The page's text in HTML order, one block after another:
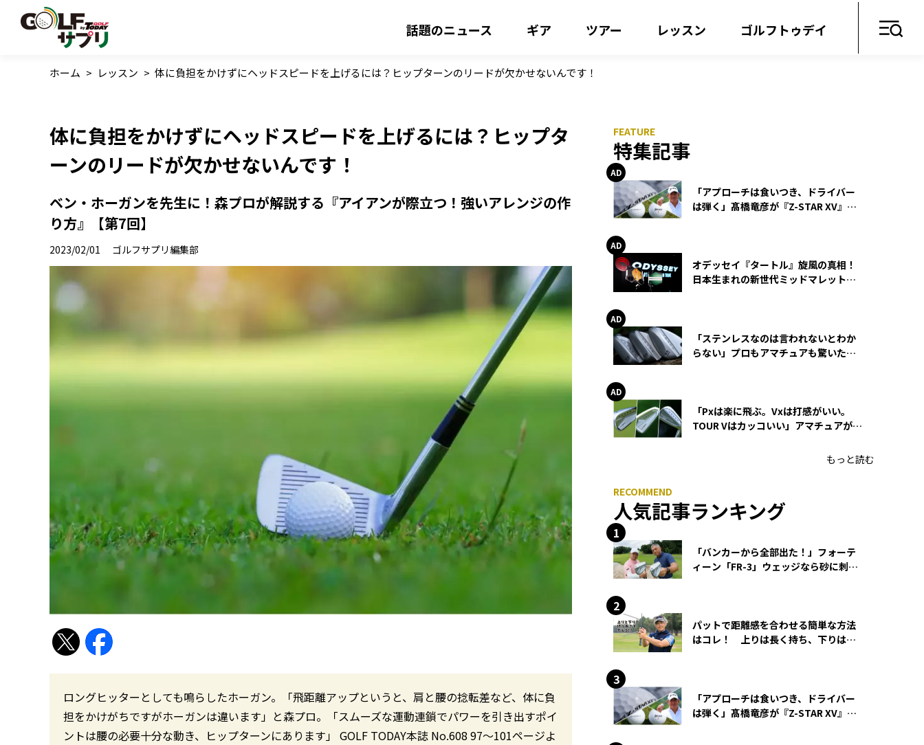
話題のニュース ギア ツアー レッスン ゴルフトゥデイ
ホーム > レッスン > 体に負担をかけずにヘッドスピードを上げるには？ヒップターンのリードが欠かせないんです！
体に負担をかけずにヘッドスピードを上げるには？ヒップタ
ーンのリードが欠かせないんです！
ベン・ホーガンを先生に！森プロが解説する『アイアンが際立つ！強いアレンジの作
り方』【第7回】
2023/02/01 ゴルフサプリ編集部
ロングヒッターとしても鳴らしたホーガン。「飛距離アップというと、肩と腰の捻転差など、体に負
担をかけがちですがホーガンは違います」と森プロ。「スムーズな運動連鎖でパワーを引き出すポイ
ントは腰の必要十分な動き、ヒップターンにあります」 GOLF TODAY本誌 No.608 97〜101ページよ
特集記事
「アプローチは食いつき、ドライバー
は弾く」髙橋竜彦が『Z-STAR XV』を
オデッセイ『タートル』旋風の真相！
日本生まれの新世代ミッドマレットが
「ステンレスなのは言われないとわか
らない」プロもアマチュアも驚いた
「Pxは楽に飛ぶ。Vxは打感がいい。
TOUR Vはカッコいい」アマチュアが選
もっと読む
人気記事ランキング
「バンカーから全部出た！」フォーテ
ィーン「FR-3」ウェッジなら砂に刺さ
パットで距離感を合わせる簡単な方法
はコレ！ 上りは長く持ち、下りは短
「アプローチは食いつき、ドライバー
は弾く」髙橋竜彦が『Z-STAR XV』を